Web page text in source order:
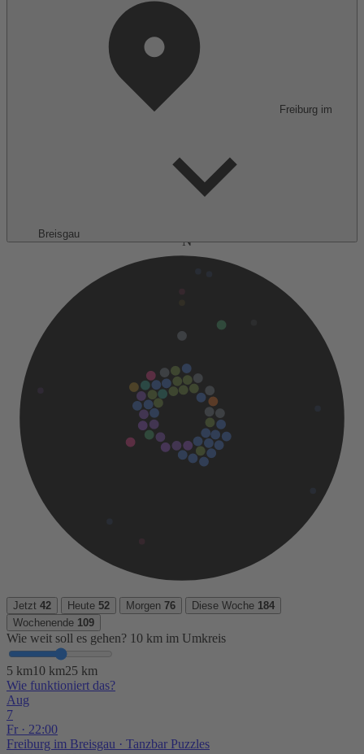
Freiburg im
Breisgau N
Jetzt 42 Heute 52 Morgen 76 Diese Woche 184
Wochenende 109
Wie weit soll es gehen? 10 km im Umkreis
5 km10 km25 km
Wie funktioniert das?
Aug
7
Fr · 22:00
Freiburg im Breisgau · Tanzbar Puzzles